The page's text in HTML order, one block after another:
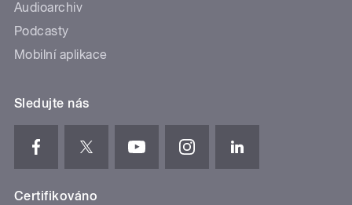
Audioarchiv
Podcasty
Mobilní aplikace
Sledujte nás
Certifikováno